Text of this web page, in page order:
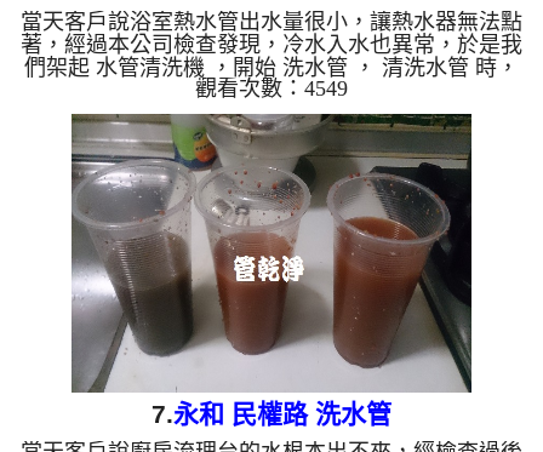
當天客戶說浴室熱水管出水量很小，讓熱水器無法點
著，經過本公司檢查發現，冷水入水也異常，於是我
們架起 水管清洗機 ，開始 洗水管 ， 清洗水管 時，
水龍頭沖出相當多的咖啡，過程好幾次 水管堵塞 ，
讓我們心情大受打擊， 水管清洗 約兩小時，終於讓
浴室熱水水量能讓熱水器正常點起來。 清洗水管 水
管清洗 洗水管 熱水管堵塞 熱水忽冷忽熱 ...
觀看次數：4549
7.永和 民權路 洗水管